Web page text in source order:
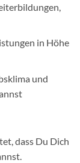
in Höhe
und
dass Du Dich